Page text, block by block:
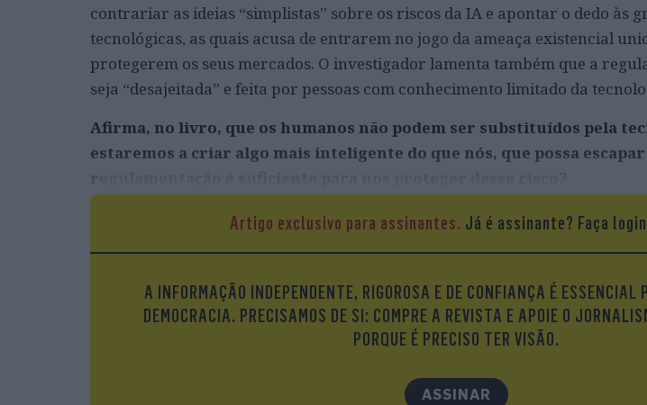
contrariar as ideias “simplistas” sobre os riscos da IA e apontar o dedo às
tecnológicas, as quais acusa de entrarem no jogo da ameaça existencial
protegerem os seus mercados. O investigador lamenta também que a
seja “desajeitada” e feita por pessoas com conhecimento limitado da
Afirma, no livro, que os humanos não podem ser substituídos pela
estaremos a criar algo mais inteligente do que nós, que possa
regulamentação é suficiente para nos proteger desse risco?
Já criámos, com as redes sociais. A ironia é essa. Não são mais inteligentes,
informação sobre nós. Só por terem acesso a tanta informação,
aspetos, melhor do que nós próprios. As pessoas presumem que não são
prejudicar a nossa sociedade. Em vez de orientarmos a tecnologia para o
temos tentado ser os primeiros a regular, como se fosse uma questão de
de uma forma desajeitada, tanto na Europa como no Reino Unido. Na
critique a pressa em legislar, também compreendo as razões dessa pressa.
Artigo exclusivo para assinantes. Já é assinante? Faça
A INFORMAÇÃO INDEPENDENTE, RIGOROSA E DE CONFIANÇA É ESSENCIAL
DEMOCRACIA. PRECISAMOS DE SI: COMPRE A REVISTA E APOIE O
PORQUE É PRECISO TER VISÃO.
ASSINAR